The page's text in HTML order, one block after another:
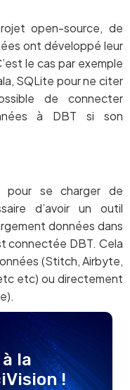
open-source, de
ont développé leur
le cas par exemple
SQLite pour ne citer
de connecter
à DBT si son
pour se charger de
d’avoir un outil
données dans
connectée DBT. Cela
(Stitch, Airbyte,
etc) ou directement
la
!